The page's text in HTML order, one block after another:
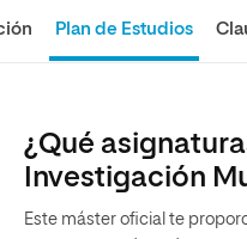
Plan de Estudios
¿Qué
Investigación
Este máster oficial te